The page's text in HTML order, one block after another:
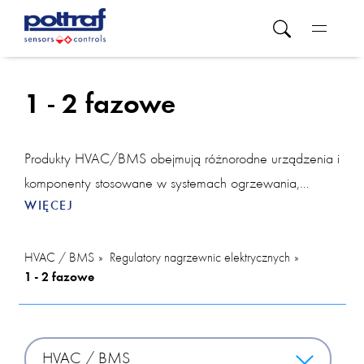
1 - 2 fazowe
Produkty HVAC/BMS obejmują różnorodne urządzenia i
komponenty stosowane w systemach ogrzewania,
wentylacji i klimatyzacji oraz systemach zarządzania
rozwiązania. Pokojowy regulator temperatury pozwala
na precyzyjne dostosowanie temperatury w
poszczególnych obszarach, zapewniając komfort
urządzenia takie jak czujnik CO2, który monitoruje
WIĘCEJ
HVAC / BMS
Regulatory nagrzewnic elektrycznych
1 - 2 fazowe
HVAC / BMS